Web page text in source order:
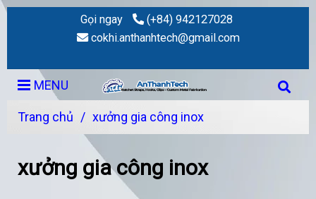
Gọi ngay
(+84) 942127028
cokhi.anthanhtech@gmail.com
MENU
Trang chủ / xưởng gia công inox
xưởng gia công inox